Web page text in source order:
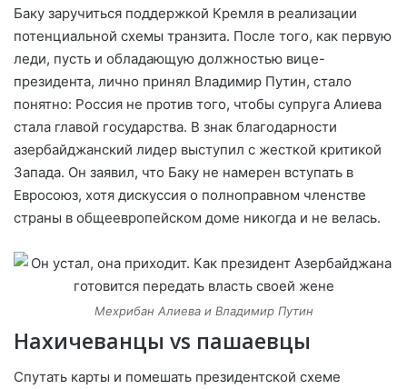
Баку заручиться поддержкой Кремля в реализации
потенциальной схемы транзита. После того, как первую
леди, пусть и обладающую должностью вице-
президента, лично принял Владимир Путин, стало
понятно: Россия не против того, чтобы супруга Алиева
стала главой государства. В знак благодарности
азербайджанский лидер выступил с жесткой критикой
Запада. Он заявил, что Баку не намерен вступать в
Евросоюз, хотя дискуссия о полноправном членстве
страны в общеевропейском доме никогда и не велась.
Мехрибан Алиева и Владимир Путин
Нахичеванцы vs пашаевцы
Спутать карты и помешать президентской схеме